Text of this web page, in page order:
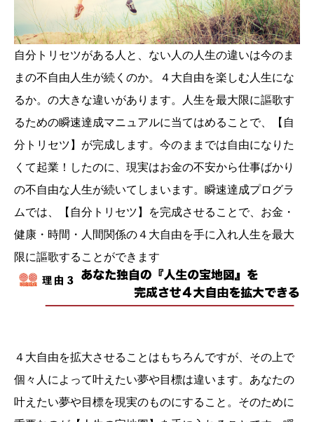
自分トリセツがある人と、ない人の人生の違いは今のま
まの不自由人生が続くのか。４大自由を楽しむ人生にな
るか。の大きな違いがあります。人生を最大限に謳歌す
るための瞬速達成マニュアルに当てはめることで、【自
分トリセツ】が完成します。今のままでは自由になりた
くて起業！したのに、現実はお金の不安から仕事ばかり
の不自由な人生が続いてしまいます。瞬速達成プログラ
ムでは、【自分トリセツ】を完成させることで、お金・
健康・時間・人間関係の４大自由を手に入れ人生を最大
限に謳歌することができます
４大自由を拡大させることはもちろんですが、その上で
個々人によって叶えたい夢や目標は違います。あなたの
叶えたい夢や目標を現実のものにすること。そのために